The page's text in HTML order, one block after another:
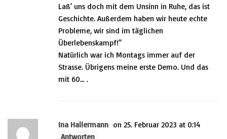
Laß’ uns doch mit dem Unsinn in Ruhe, das ist
Geschichte. Außerdem haben wir heute echte
Probleme, wir sind im täglichen
Überlebenskampf!”
Natürlich war ich Montags immer auf der
Strasse. Übrigens meine erste Demo. Und das
mit 60… .
Ina Hallermann on 25. Februar 2023 at 0:14
Antworten